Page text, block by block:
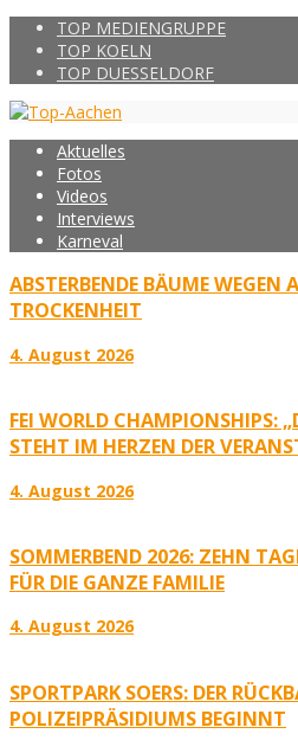
TOP MEDIENGRUPPE
TOP KOELN
TOP DUESSELDORF
Aktuelles
Fotos
Videos
Interviews
Karneval
ABSTERBENDE BÄUME WEGEN
TROCKENHEIT
4. August 2026
FEI WORLD CHAMPIONSHIPS:
STEHT IM HERZEN DER
4. August 2026
SOMMERBEND 2026: ZEHN
FÜR DIE GANZE FAMILIE
4. August 2026
SPORTPARK SOERS: DER
POLIZEIPRÄSIDIUMS BEGINNT